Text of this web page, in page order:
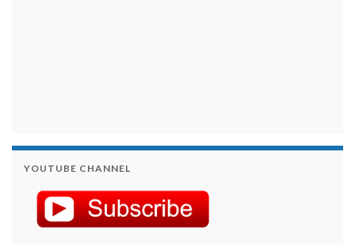
YOUTUBE CHANNEL